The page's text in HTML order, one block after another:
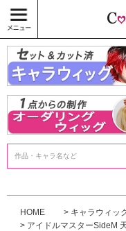
商品タグ
キャラウィッグ
未加工ウィッグ
ベースウィッグ
衣装
SALE中
HOME キャラウィッ
アイドルマスターSideM